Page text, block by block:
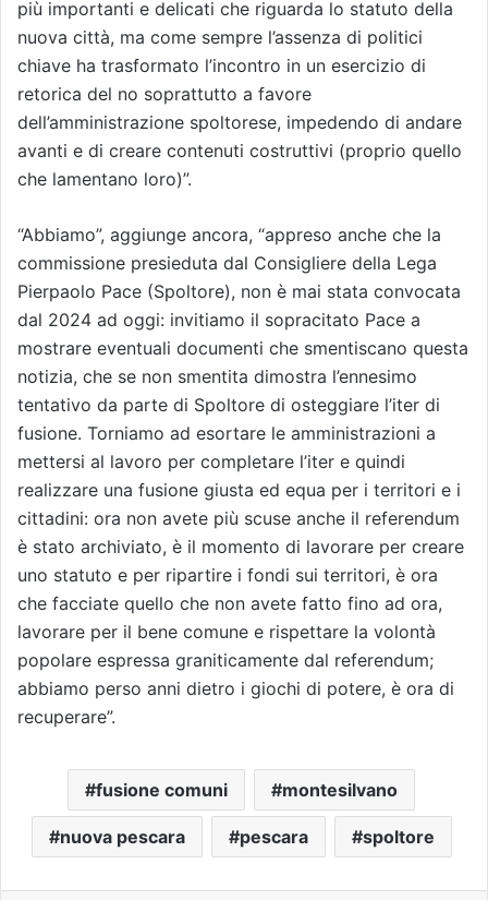
più importanti e delicati che riguarda lo statuto della
nuova città, ma come sempre l’assenza di politici
chiave ha trasformato l’incontro in un esercizio di
retorica del no soprattutto a favore
dell’amministrazione spoltorese, impedendo di andare
avanti e di creare contenuti costruttivi (proprio quello
che lamentano loro)”.
“Abbiamo”, aggiunge ancora, “appreso anche che la
commissione presieduta dal Consigliere della Lega
Pierpaolo Pace (Spoltore), non è mai stata convocata
dal 2024 ad oggi: invitiamo il sopracitato Pace a
mostrare eventuali documenti che smentiscano questa
notizia, che se non smentita dimostra l’ennesimo
tentativo da parte di Spoltore di osteggiare l’iter di
fusione. Torniamo ad esortare le amministrazioni a
mettersi al lavoro per completare l’iter e quindi
realizzare una fusione giusta ed equa per i territori e i
cittadini: ora non avete più scuse anche il referendum
è stato archiviato, è il momento di lavorare per creare
uno statuto e per ripartire i fondi sui territori, è ora
che facciate quello che non avete fatto fino ad ora,
lavorare per il bene comune e rispettare la volontà
popolare espressa graniticamente dal referendum;
abbiamo perso anni dietro i giochi di potere, è ora di
recuperare”.
fusione comuni montesilvano
nuova pescara pescara spoltore